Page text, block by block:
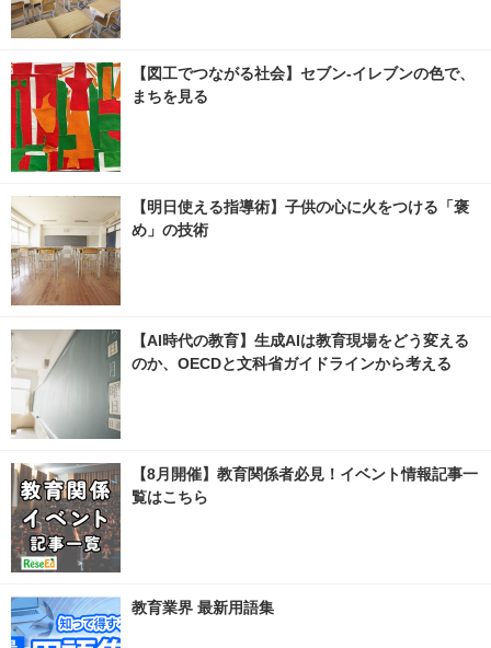
【図工でつながる社会】セブン‐イレブンの色で、
まちを見る
【明日使える指導術】子供の心に火をつける「褒
め」の技術
【AI時代の教育】生成AIは教育現場をどう変える
のか、OECDと文科省ガイドラインから考える
【8月開催】教育関係者必見！イベント情報記事一
覧はこちら
教育業界 最新用語集